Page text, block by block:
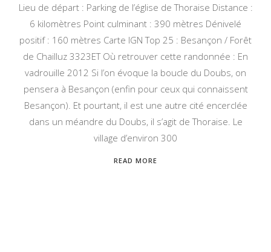
Lieu de départ : Parking de l’église de Thoraise Distance :
6 kilomètres Point culminant : 390 mètres Dénivelé
positif : 160 mètres Carte IGN Top 25 : Besançon / Forêt
de Chailluz 3323ET Où retrouver cette randonnée : En
vadrouille 2012 Si l’on évoque la boucle du Doubs, on
pensera à Besançon (enfin pour ceux qui connaissent
Besançon). Et pourtant, il est une autre cité encerclée
dans un méandre du Doubs, il s’agit de Thoraise. Le
village d’environ 300
READ MORE